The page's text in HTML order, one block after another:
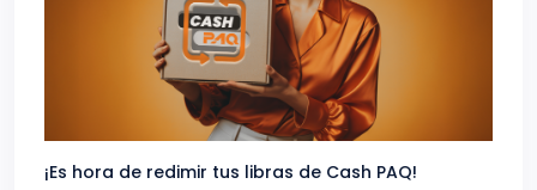
¡Es hora de redimir tus libras de Cash PAQ!